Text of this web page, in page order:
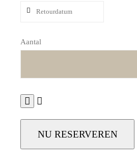
Aantal
NU RESERVEREN